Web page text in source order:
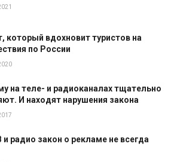
который вдохновит туристов на
по России
на теле- и радиоканалах тщательно
И находят нарушения закона
радио закон о рекламе не всегда